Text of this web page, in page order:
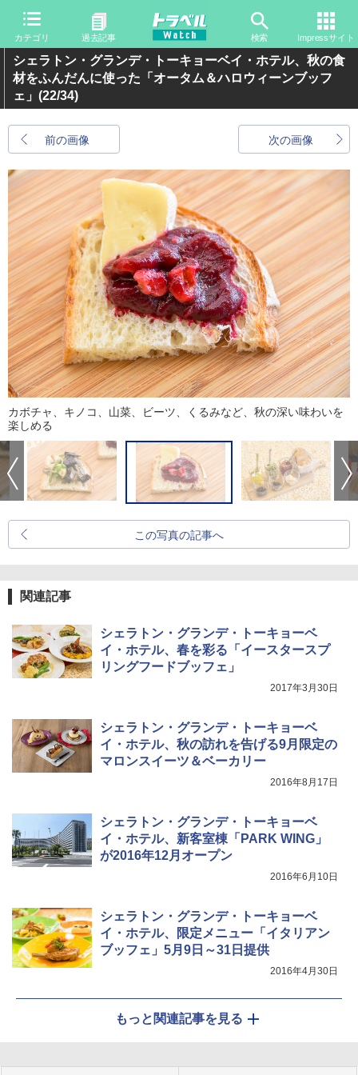
カテゴリ 過去記事 検索 Impressサイト
シェラトン・グランデ・トーキョーベイ・ホテル、秋の食
材をふんだんに使った「オータム＆ハロウィーンブッフ
ェ」 (22/34)
前の画像 次の画像
カボチャ、キノコ、山菜、ビーツ、くるみなど、秋の深い味わいを
楽しめる
この写真の記事へ
関連記事
シェラトン・グランデ・トーキョーベ
イ・ホテル、春を彩る「イースタースプ
リングフードブッフェ」
2017年3月30日
シェラトン・グランデ・トーキョーベ
イ・ホテル、秋の訪れを告げる9月限定の
マロンスイーツ＆ベーカリー
2016年8月17日
シェラトン・グランデ・トーキョーベ
イ・ホテル、新客室棟「PARK WING」
が2016年12月オープン
2016年6月10日
シェラトン・グランデ・トーキョーベ
イ・ホテル、限定メニュー「イタリアン
ブッフェ」5月9日～31日提供
2016年4月30日
もっと関連記事を見る